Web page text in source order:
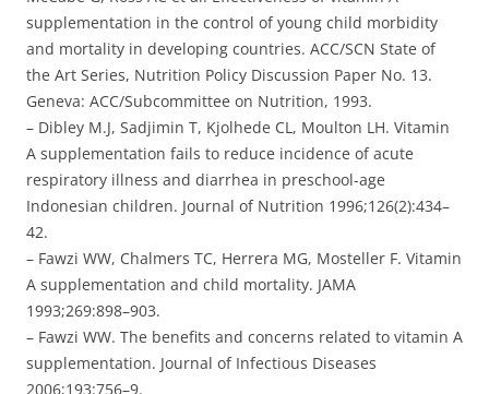
supplementation in the control of young child morbidity
and mortality in developing countries. ACC/SCN State of
the Art Series, Nutrition Policy Discussion Paper No. 13.
Geneva: ACC/Subcommittee on Nutrition, 1993.
– Dibley M.J, Sadjimin T, Kjolhede CL, Moulton LH. Vitamin
A supplementation fails to reduce incidence of acute
respiratory illness and diarrhea in preschool-age
Indonesian children. Journal of Nutrition 1996;126(2):434–
42.
– Fawzi WW, Chalmers TC, Herrera MG, Mosteller F. Vitamin
A supplementation and child mortality. JAMA
1993;269:898–903.
– Fawzi WW. The benefits and concerns related to vitamin A
supplementation. Journal of Infectious Diseases
2006;193:756–9.